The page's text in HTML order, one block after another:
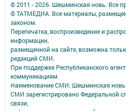
© 2011 - 2026. Шешминская новь. Все
© ТАТМЕДИА. Все материалы,
законом.
Перепечатка, воспроизведение и
информации,
размещенной на сайте, возможна
редакций СМИ.
При поддержке Республиканского
коммуникациям.
Наименование СМИ: Шешминская новь
СМИ зарегистрировано Федеральной
связи,